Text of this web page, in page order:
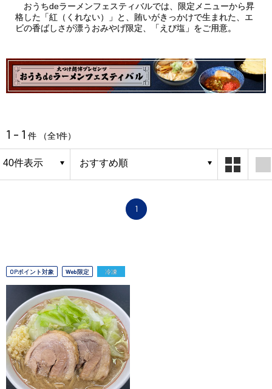
おうちdeラーメンフェスティバルでは、限定メニューから昇
格した「紅（くれない）」と、賄いがきっかけで生まれた、エ
ビの香ばしさが漂うおみやげ限定、「えび塩」をご用意。
1 - 1 件 （全1件）
1
OPポイント対象 Web限定 冷凍